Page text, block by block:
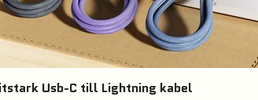
Usb-C till Lightning kabel